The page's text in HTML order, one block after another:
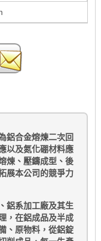
鋁合金熔煉二次回
以及氮化硼材料應
煉、壓鑄成型、後
展本公司的競爭力
鋁系加工廠及其生
，在鋁成品及半成
、原物料，從鋁錠